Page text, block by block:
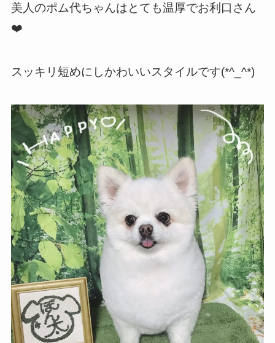
美人のポム代ちゃんはとても温厚でお利口さん
❤️
スッキリ短めにしかわいいスタイルです(*^_^*)